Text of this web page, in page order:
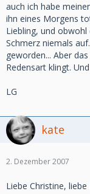
auch ich habe
ihn eines Morgens
Liebling, und
Schmerz niemals
geworden... Aber
Redensart klingt.
LG
kate
2. Dezember 2007
Liebe Christine,